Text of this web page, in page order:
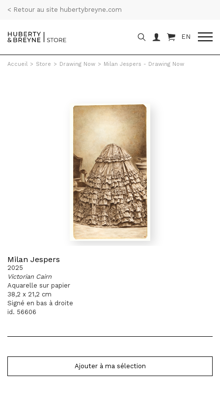
< Retour au site hubertybreyne.com
EN
Accueil > Store > Drawing Now > Milan Jespers - Drawing Now
Milan Jespers
2025
Victorian Cairn
Aquarelle sur papier
38,2 x 21,2 cm
Signé en bas à droite
id. 56606
Ajouter à ma sélection